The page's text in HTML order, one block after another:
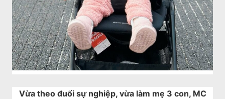
Vừa theo đuổi sự nghiệp, vừa làm mẹ 3 con, MC